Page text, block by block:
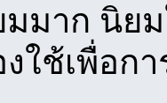
มาก นิย
ใช้เพื่อก